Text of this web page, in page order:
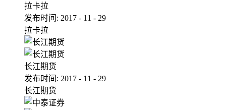
拉卡拉
发布时间: 2017 - 11 - 29
拉卡拉
长江期货
发布时间: 2017 - 11 - 29
长江期货